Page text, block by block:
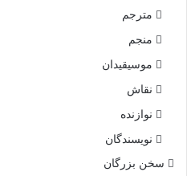
مترجم
منجم
موسیقیدان
نقاش
نوازنده
نویسندگان
سخن بزرگان